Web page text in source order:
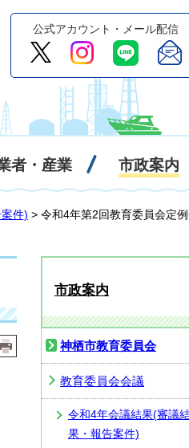
公式アカウント・メール配信
者・産業 市政案内
件) > 令和4年第2回教育委員会定
市政案内
神栖市教育委員会
教育委員会会議
令和4年会議結果(審議
果・報告案件)